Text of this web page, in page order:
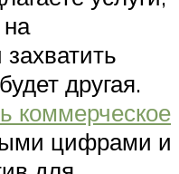
другая.
коммерческое
цифрами и